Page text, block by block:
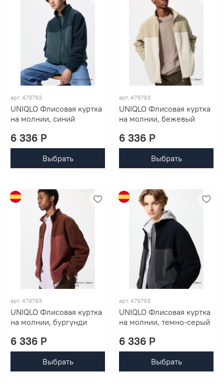
арт. 479793
UNIQLO Флисовая куртка
на молнии, синий
6 336 P
Выбрать
арт. 479793
UNIQLO Флисовая куртка
на молнии, бежевый
6 336 P
Выбрать
арт. 479793
UNIQLO Флисовая куртка
на молнии, бургунди
6 336 P
Выбрать
арт. 479793
UNIQLO Флисовая куртка
на молнии, темно-серый
6 336 P
Выбрать